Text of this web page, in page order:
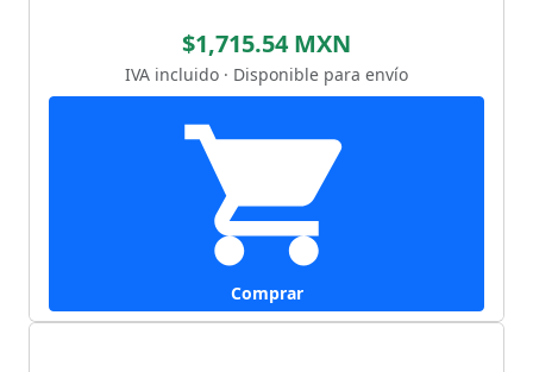
$1,715.54 MXN
IVA incluido · Disponible para envío
Comprar